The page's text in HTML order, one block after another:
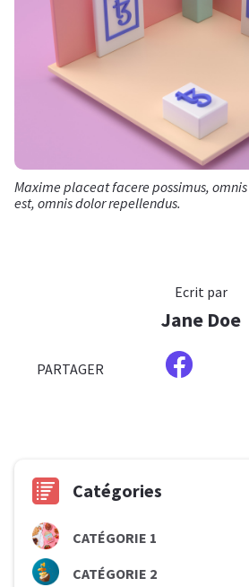
Maxime placeat facere possimus,
est, omnis dolor repellendus.
Ecrit par
Jane Doe
PARTAGER
Catégories
CATÉGORIE 1
CATÉGORIE 2